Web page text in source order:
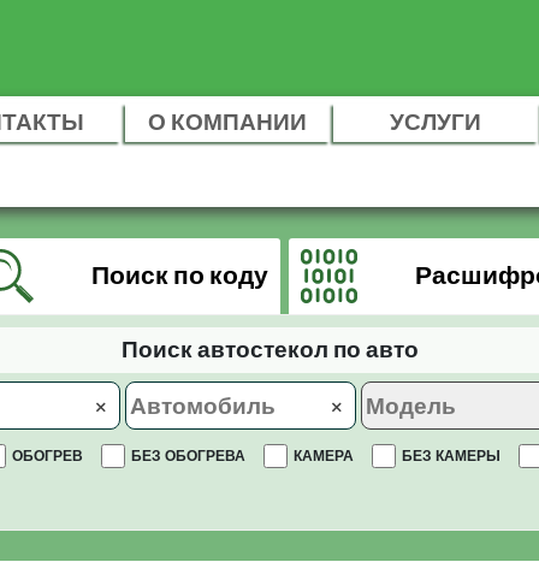
О КОМПАНИИ УСЛУГИ
Поиск по коду
Поиск автостекол по авто
× ×
ОБОГРЕВ БЕЗ ОБОГРЕВА КАМЕРА БЕЗ КАМЕРЫ